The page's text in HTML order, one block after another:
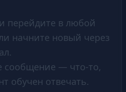
перейдите в любой
начните новый через
сообщение — что-то,
обучен отвечать.